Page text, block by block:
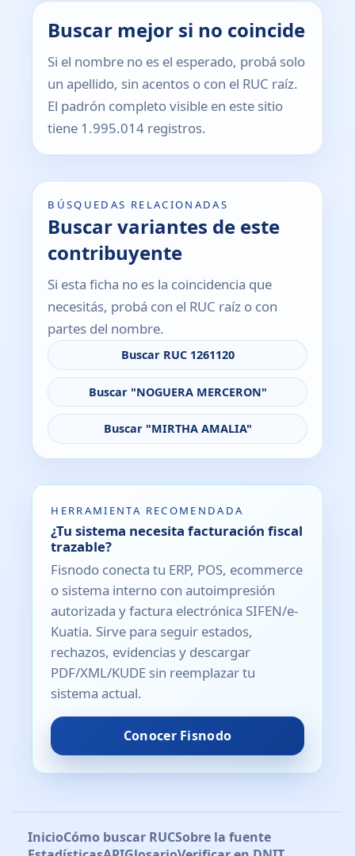
Buscar mejor si no coincide
Si el nombre no es el esperado, probá solo
un apellido, sin acentos o con el RUC raíz.
El padrón completo visible en este sitio
tiene 1.995.014 registros.
BÚSQUEDAS RELACIONADAS
Buscar variantes de este
contribuyente
Si esta ficha no es la coincidencia que
necesitás, probá con el RUC raíz o con
partes del nombre.
Buscar RUC 1261120
Buscar "NOGUERA MERCERON"
Buscar "MIRTHA AMALIA"
HERRAMIENTA RECOMENDADA
¿Tu sistema necesita facturación fiscal
trazable?
Fisnodo conecta tu ERP, POS, ecommerce
o sistema interno con autoimpresión
autorizada y factura electrónica SIFEN/e-
Kuatia. Sirve para seguir estados,
rechazos, evidencias y descargar
PDF/XML/KUDE sin reemplazar tu
sistema actual.
Conocer Fisnodo
InicioCómo buscar RUCSobre la fuente